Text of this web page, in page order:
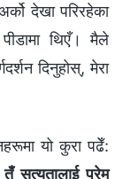
देखा परिरहेका
थिएँ। मैले
दिनुहोस्, मेरा
यो कुरा पढेँ:
तँ सत्यतालाई प्रेम